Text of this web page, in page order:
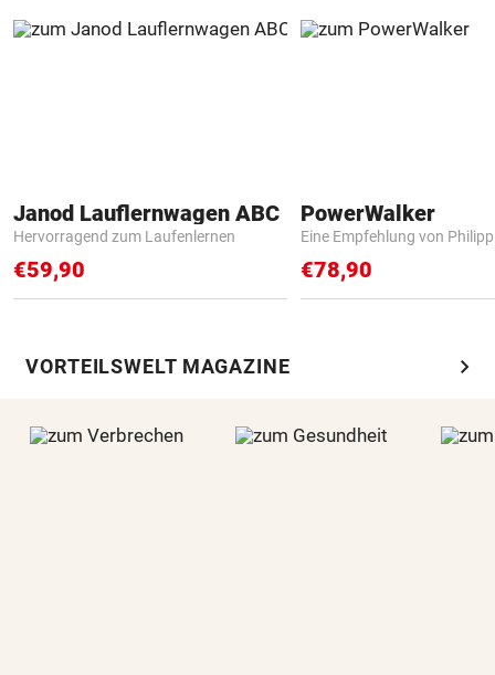
Janod Lauflernwagen ABC
Hervorragend zum Laufenlernen
€59,90
PowerWalker
Eine Empfehlung von
€78,90
VORTEILSWELT MAGAZINE chevron_right